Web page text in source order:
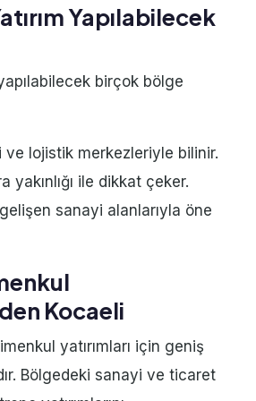
Yapılabilecek
birçok bölge
ve lojistik merkezleriyle bilinir.
yakınlığı ile dikkat çeker.
sanayi alanlarıyla öne
Kocaeli
yatırımları için geniş
Bölgedeki sanayi ve ticaret